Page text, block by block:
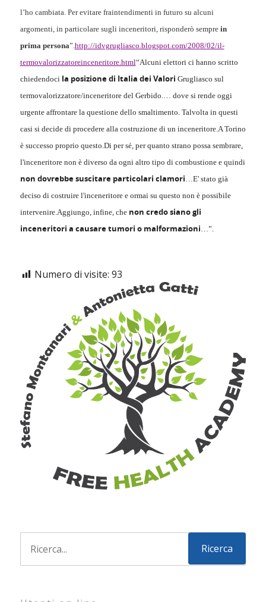
l’ho cambiata. Per evitare fraintendimenti in futuro su alcuni
argomenti, in particolare sugli inceneritori, risponderò sempre in
prima persona”.http://idvgrugliasco.blogspot.com/2008/02/il-
termovalorizzatoreinceneritore.html“Alcuni elettori ci hanno scritto
chiedendoci la posizione di Italia dei Valori Grugliasco sul
termovalorizzatore/inceneritore del Gerbido.… dove si rende oggi
urgente affrontare la questione dello smaltimento. Talvolta in questi
casi si decide di procedere alla costruzione di un inceneritore.A Torino
è successo proprio questo.Di per sé, per quanto strano possa sembrare,
l'inceneritore non è diverso da ogni altro tipo di combustione e quindi
non dovrebbe suscitare particolari clamori…E' stato già
deciso di costruire l'inceneritore e ormai su questo non è possibile
intervenire.Aggiungo, infine, che non credo siano gli
inceneritori a causare tumori o malformazioni…”.
Numero di visite: 93